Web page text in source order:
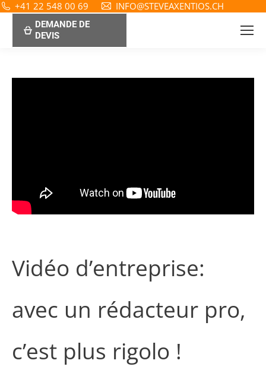
+41 22 548 00 69 INFO@STEVEAXENTIOS.CH
DEMANDE DE
DEVIS
Vidéo d’entreprise:
avec un rédacteur pro,
c’est plus rigolo !